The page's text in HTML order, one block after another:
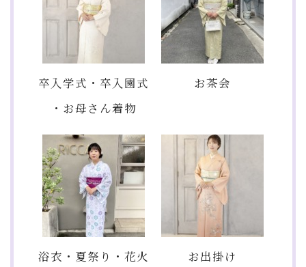
卒入学式・卒入園式
・お母さん着物
お茶会
浴衣・夏祭り・花火
お出掛け